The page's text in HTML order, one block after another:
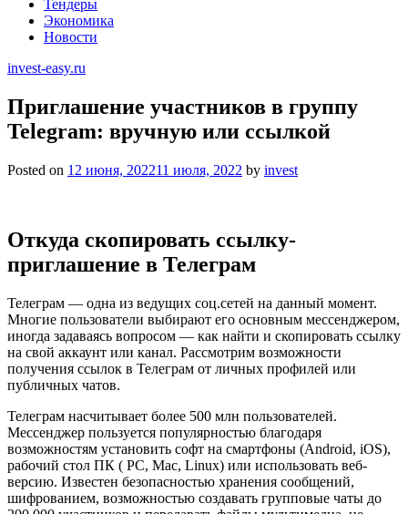
Тендеры
Экономика
Новости
invest-easy.ru
Приглашение участников в группу
Telegram: вручную или ссылкой
Posted on 12 июня, 202211 июля, 2022 by invest
Откуда скопировать ссылку-
приглашение в Телеграм
Телеграм — одна из ведущих соц.сетей на данный момент.
Многие пользователи выбирают его основным мессенджером,
иногда задаваясь вопросом — как найти и скопировать ссылку
на свой аккаунт или канал. Рассмотрим возможности
получения ссылок в Телеграм от личных профилей или
публичных чатов.
Телеграм насчитывает более 500 млн пользователей.
Мессенджер пользуется популярностью благодаря
возможностям установить софт на смартфоны (Android, iOS),
рабочий стол ПК ( PC, Mac, Linux) или использовать веб-
версию. Известен безопасностью хранения сообщений,
шифрованием, возможностью создавать групповые чаты до